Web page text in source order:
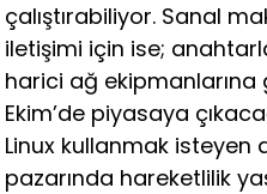
çalıştırabiliyor. Sanal
iletişimi için ise;
harici ağ ekipmanlarına
Ekim’de piyasaya
Linux kullanmak isteyen
pazarında hareketlilik